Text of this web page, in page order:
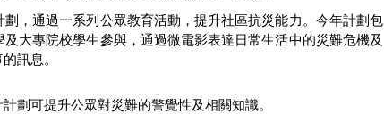
，通過一系列公眾教育活動，提升社區抗災能力。今年計劃包
大專院校學生參與，通過微電影表達日常生活中的災難危機及
訊息。
劃可提升公眾對災難的警覺性及相關知識。